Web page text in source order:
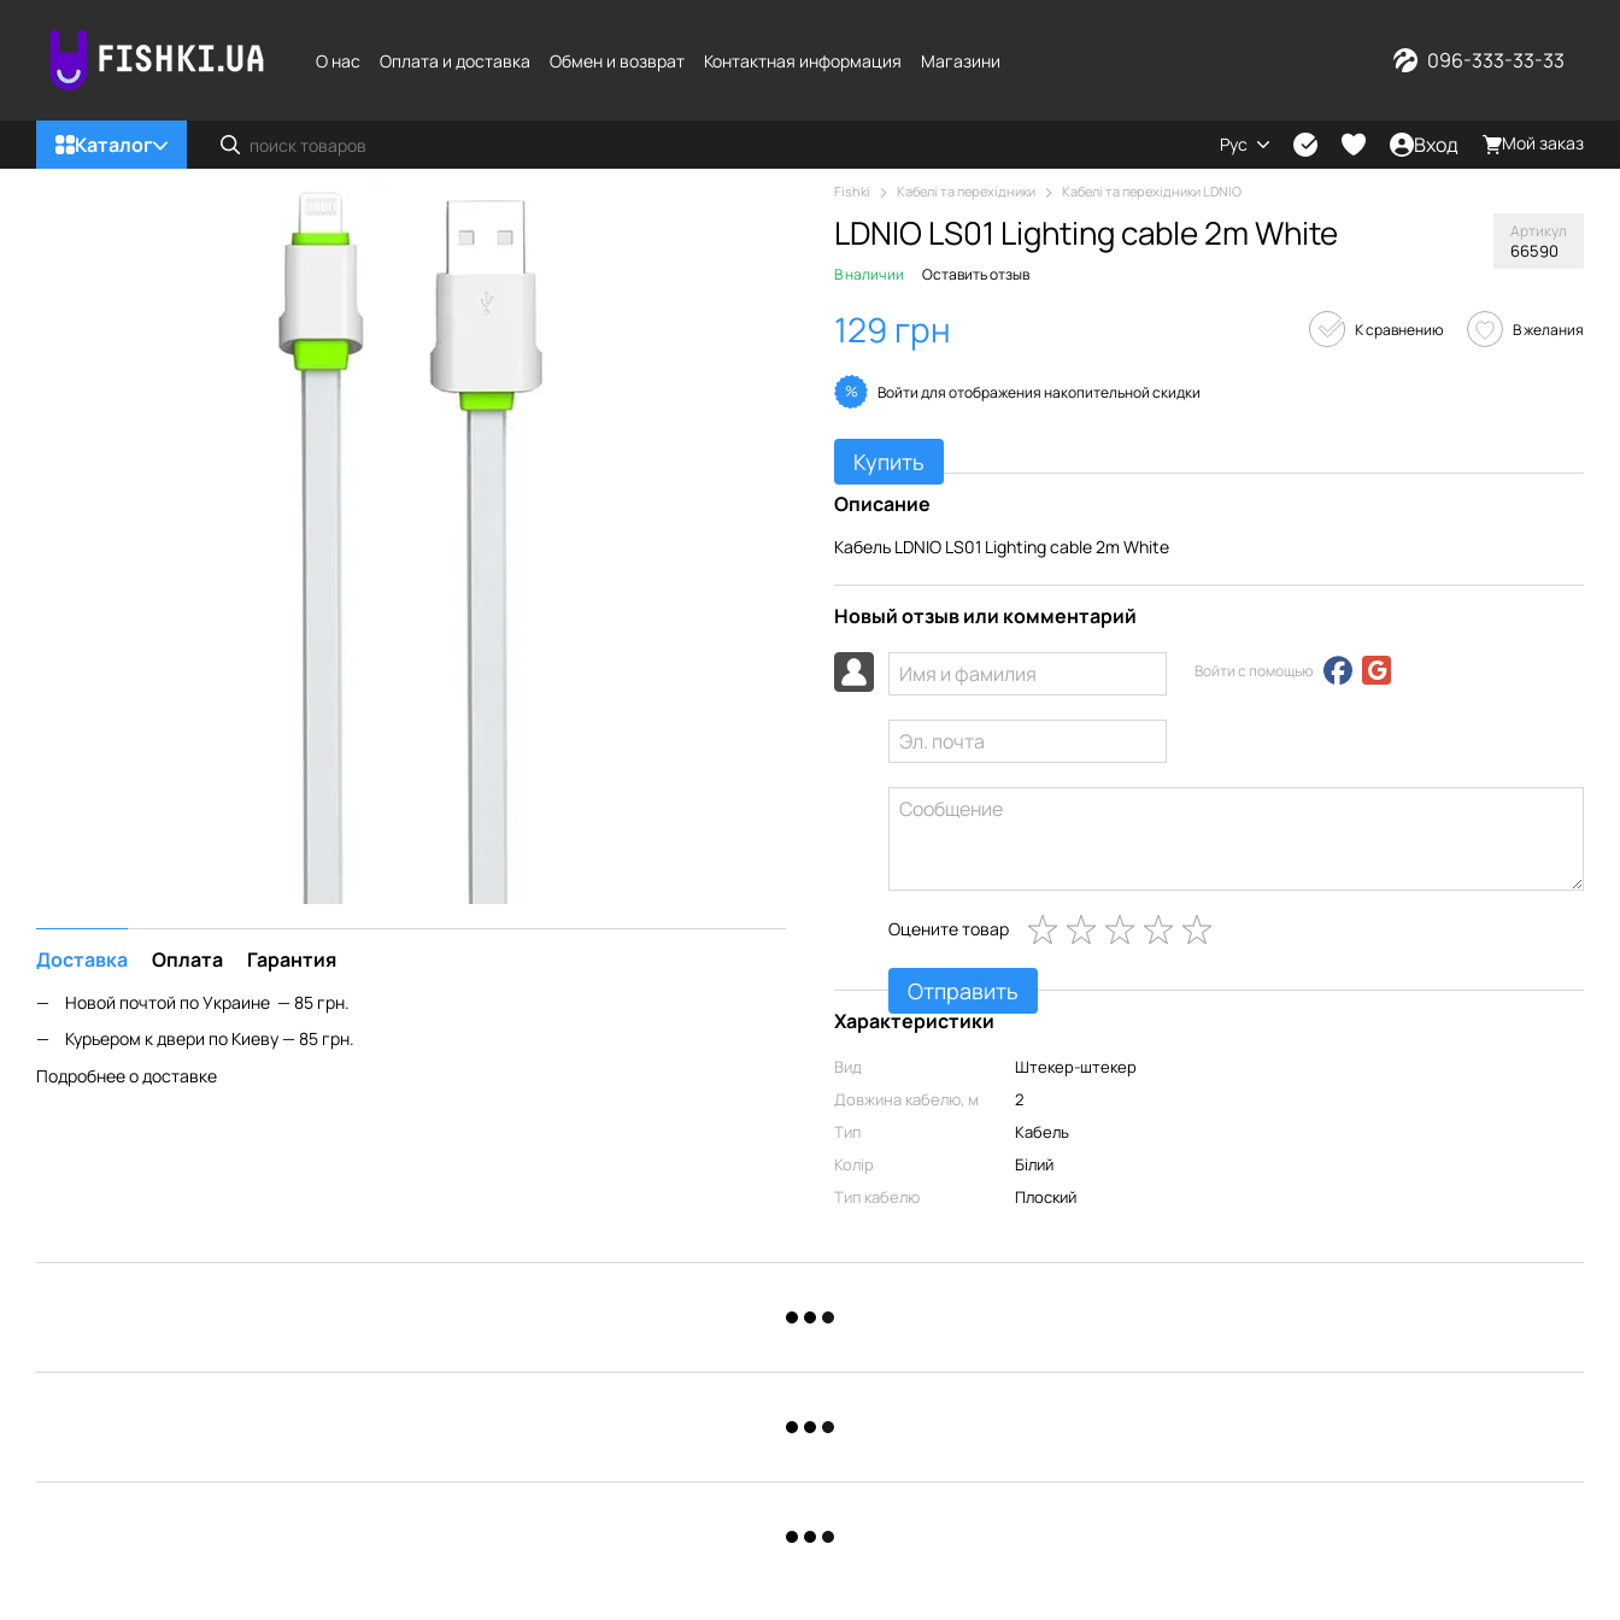
О нас
Оплата и доставка Обмен и возврат Контактная информация Магазини 096-333-33-33
Каталог Рус Вход Мой заказ
Доставка Оплата Гарантия
Новой почтой по Украине — 85 грн.
Курьером к двери по Киеву — 85 грн.
Подробнее о доставке
Fishki Кабелі та перехідники Кабелі та перехідники LDNIO
LDNIO LS01 Lighting cable 2m White Артикул
66590
В наличии Оставить отзыв
129 грн К сравнению В желания
% Войтидля отображения накопительной скидки
Купить
Описание
Кабель LDNIO LS01 Lighting cable 2m White
Новый отзыв или комментарий
Войти с помощью
Оцените товар
Отправить
Характеристики
Вид
Штекер-штекер
Довжина кабелю, м
2
Тип
Кабель
Колір
Білий
Тип кабелю
Плоский